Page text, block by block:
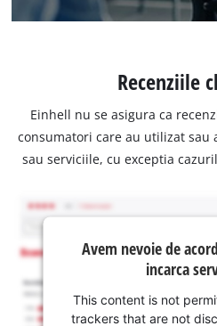
Recenziile
Einhell nu se asigura ca
consumatori care au utilizat
sau serviciile, cu exceptia
Avem nevoie de
incarca
This content is not
trackers that are not